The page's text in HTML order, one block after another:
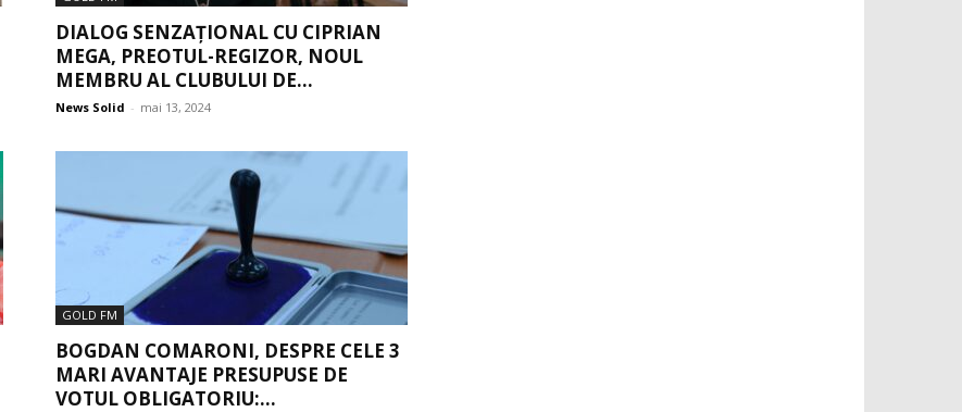
DIALOG SENZAȚIONAL CU CIPRIAN
MEGA, PREOTUL-REGIZOR, NOUL
MEMBRU AL CLUBULUI DE...
News Solid - mai 13, 2024
GOLD FM
BOGDAN COMARONI, DESPRE CELE 3
MARI AVANTAJE PRESUPUSE DE
VOTUL OBLIGATORIU:...